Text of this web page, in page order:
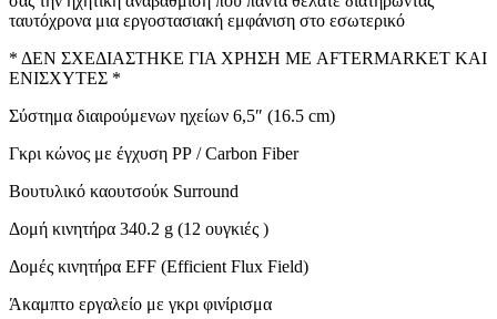
ταυτόχρονα μια εργοστασιακή εμφάνιση στο εσωτερικό
* ΔΕΝ ΣΧΕΔΙΑΣΤΗΚΕ ΓΙΑ ΧΡΗΣΗ ΜΕ AFTERMARKET ΚΑΙ
ΕΝΙΣΧYΤΕΣ *
Σύστημα διαιρούμενων ηχείων 6,5″ (16.5 cm)
Γκρι κώνος με έγχυση PP / Carbon Fiber
Βουτυλικό καουτσούκ Surround
Δομή κινητήρα 340.2 g (12 ουγκιές )
Δομές κινητήρα EFF (Efficient Flux Field)
Άκαμπτο εργαλείο με γκρι φινίρισμα